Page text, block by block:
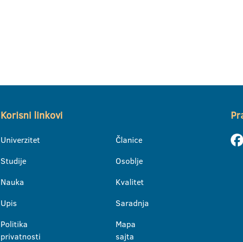
Korisni linkovi
Univerzitet
Studije
Nauka
Upis
Politika
privatnosti
Članice
Osoblje
Kvalitet
Saradnja
Mapa
sajta